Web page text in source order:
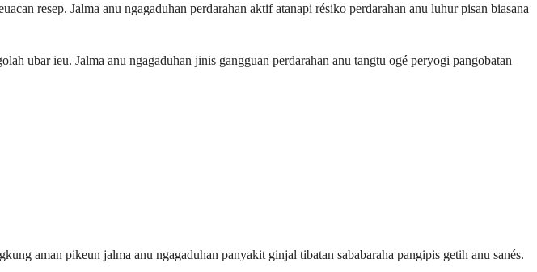
resep. Jalma anu ngagaduhan perdarahan aktif atanapi résiko perdarahan anu luhur pisan biasana
ubar ieu. Jalma anu ngagaduhan jinis gangguan perdarahan anu tangtu ogé peryogi pangobatan
aman pikeun jalma anu ngagaduhan panyakit ginjal tibatan sababaraha pangipis getih anu sanés.